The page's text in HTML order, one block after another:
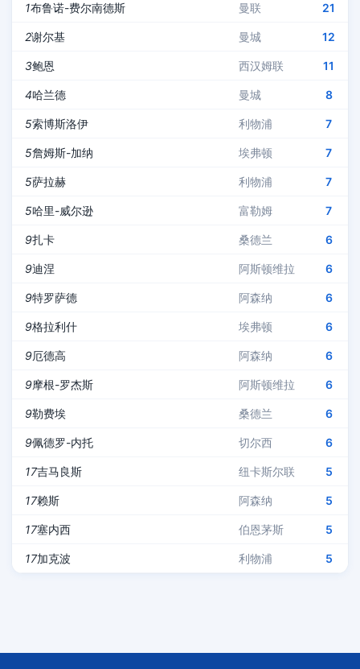
1布鲁诺-费尔南德斯 曼联 21
2谢尔基 曼城 12
3鲍恩 西汉姆联 11
4哈兰德 曼城 8
5索博斯洛伊 利物浦 7
5詹姆斯-加纳 埃弗顿 7
5萨拉赫 利物浦 7
5哈里-威尔逊 富勒姆 7
9扎卡 桑德兰 6
9迪涅 阿斯顿维拉 6
9特罗萨德 阿森纳 6
9格拉利什 埃弗顿 6
9厄德高 阿森纳 6
9摩根-罗杰斯 阿斯顿维拉 6
9勒费埃 桑德兰 6
9佩德罗-内托 切尔西 6
17吉马良斯 纽卡斯尔联 5
17赖斯 阿森纳 5
17塞内西 伯恩茅斯 5
17加克波 利物浦 5